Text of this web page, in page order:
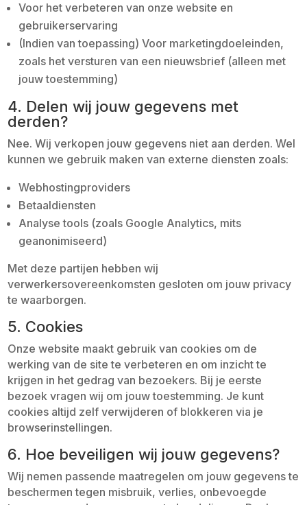
Voor het verbeteren van onze website en
gebruikerservaring
(Indien van toepassing) Voor marketingdoeleinden,
zoals het versturen van een nieuwsbrief (alleen met
jouw toestemming)
4. Delen wij jouw gegevens met
derden?
Nee. Wij verkopen jouw gegevens niet aan derden. Wel
kunnen we gebruik maken van externe diensten zoals:
Webhostingproviders
Betaaldiensten
Analyse tools (zoals Google Analytics, mits
geanonimiseerd)
Met deze partijen hebben wij
verwerkersovereenkomsten gesloten om jouw privacy
te waarborgen.
5. Cookies
Onze website maakt gebruik van cookies om de
werking van de site te verbeteren en om inzicht te
krijgen in het gedrag van bezoekers. Bij je eerste
bezoek vragen wij om jouw toestemming. Je kunt
cookies altijd zelf verwijderen of blokkeren via je
browserinstellingen.
6. Hoe beveiligen wij jouw gegevens?
Wij nemen passende maatregelen om jouw gegevens te
beschermen tegen misbruik, verlies, onbevoegde